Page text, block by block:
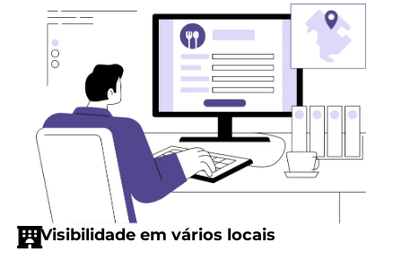
Visibilidade em vários locais